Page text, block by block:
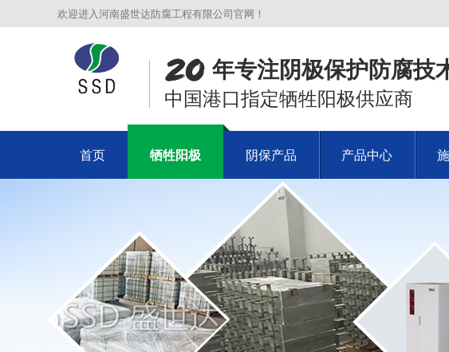
欢迎进入河南盛世达防腐工程有限公司官网！
年专注阴极保护防腐技
中国港口指定牺牲阳极供应商
首页 牺牲阳极 阴保产品 产品中心